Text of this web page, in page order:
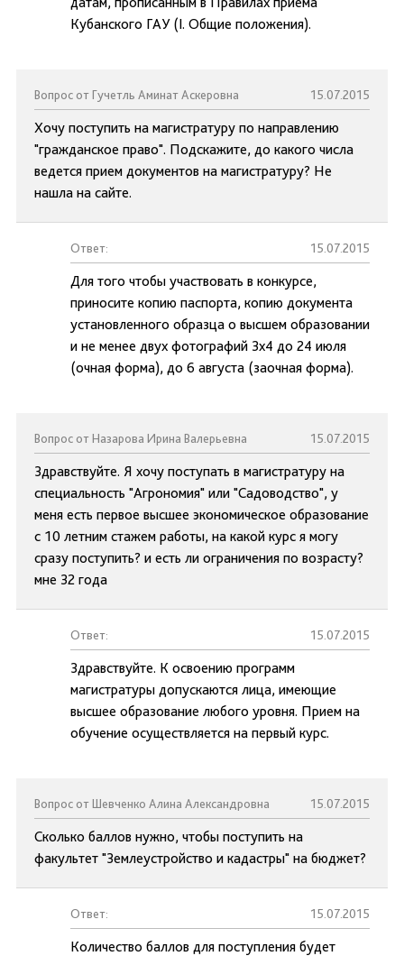
Кубанского ГАУ (I. Общие положения).
Вопрос от Гучетль Аминат Аскеровна 15.07.2015
Хочу поступить на магистратуру по направлению
"гражданское право". Подскажите, до какого числа
ведется прием документов на магистратуру? Не
нашла на сайте.
Ответ: 15.07.2015
Для того чтобы участвовать в конкурсе,
приносите копию паспорта, копию документа
установленного образца о высшем образовании
и не менее двух фотографий 3х4 до 24 июля
(очная форма), до 6 августа (заочная форма).
Вопрос от Назарова Ирина Валерьевна 15.07.2015
Здравствуйте. Я хочу поступать в магистратуру на
специальность "Агрономия" или "Садоводство", у
меня есть первое высшее экономическое образование
с 10 летним стажем работы, на какой курс я могу
сразу поступить? и есть ли ограничения по возрасту?
мне 32 года
Ответ: 15.07.2015
Здравствуйте. К освоению программ
магистратуры допускаются лица, имеющие
высшее образование любого уровня. Прием на
обучение осуществляется на первый курс.
Вопрос от Шевченко Алина Александровна 15.07.2015
Сколько баллов нужно, чтобы поступить на
факультет "Землеустройство и кадастры" на бюджет?
Ответ: 15.07.2015
Количество баллов для поступления будет